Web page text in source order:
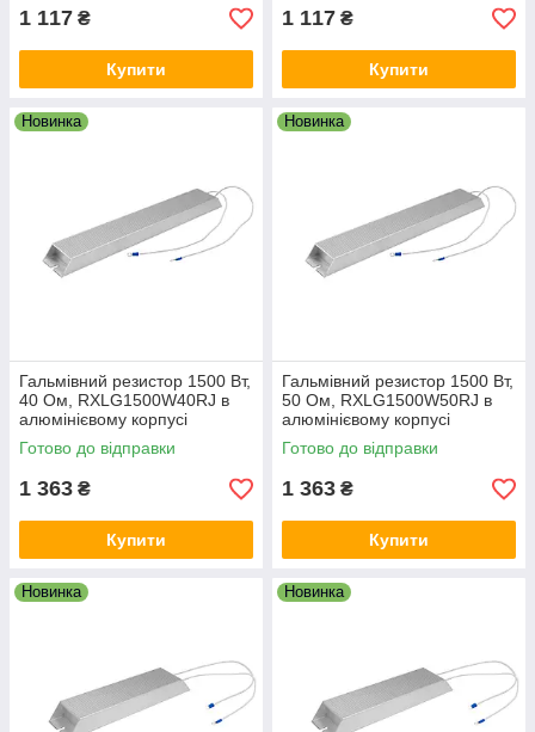
1 117 ₴
Купити
1 117 ₴
Купити
Новинка
Гальмівний резистор 1500 Вт,
40 Ом, RXLG1500W40RJ в
алюмінієвому корпусі
Готово до відправки
1 363 ₴
Купити
Новинка
Гальмівний резистор 1500 Вт,
50 Ом, RXLG1500W50RJ в
алюмінієвому корпусі
Готово до відправки
1 363 ₴
Купити
Новинка Новинка